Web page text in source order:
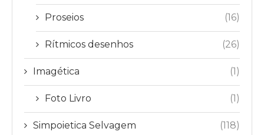
Proseios (16)
Rítmicos desenhos (26)
Imagética (1)
Foto Livro (1)
Simpoietica Selvagem (118)